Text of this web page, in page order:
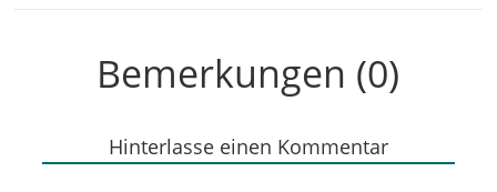
Bemerkungen (0)
Hinterlasse einen Kommentar